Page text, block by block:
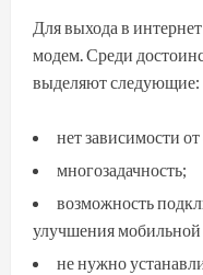
Для выхода в
модем. Среди
выделяют следующие:
нет зависимости
многозадачность;
возможность
улучшения мобильной
не нужно